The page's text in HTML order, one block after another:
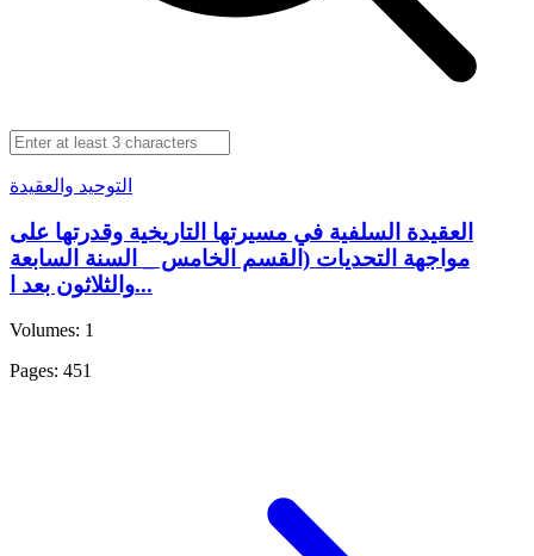
التوحيد والعقيدة
العقيدة السلفية في مسيرتها التاريخية وقدرتها على
مواجهة التحديات (القسم الخامس _ السنة السابعة
والثلاثون بعد ا...
Volumes: 1
Pages: 451